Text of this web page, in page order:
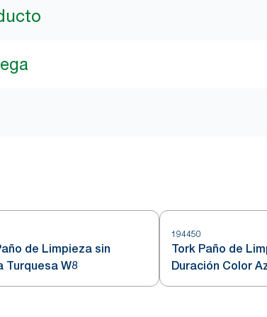
de Limpieza sin
Turquesa W8
194450
Tork Paño de
Duración Color